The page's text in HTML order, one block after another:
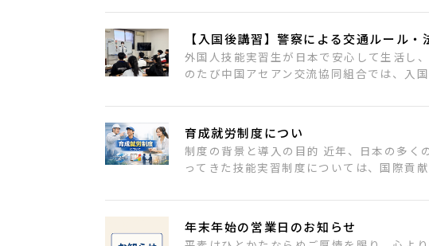
【入国後講習】警察による交通ルール
外国人技能実習生が日本で安心して生活し
のたび中国アセアン交流協同組合では、入
育成就労制度につい
制度の背景と導入の目的 近年、日本の多く
ってきた技能実習制度については、国際貢
年末年始の営業日のお知らせ